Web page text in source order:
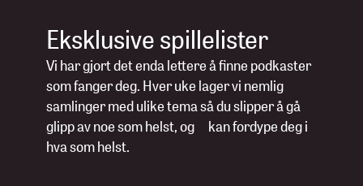
Eksklusive spillelister
Vi har gjort det enda lettere å finne podkaster
som fanger deg. Hver uke lager vi nemlig
samlinger med ulike tema så du slipper å gå
glipp av noe som helst, og kan fordype deg i
hva som helst.